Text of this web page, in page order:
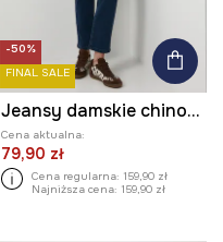
-50%
FINAL SALE
Jeansy damskie chino z paskiem
Cena aktualna:
79,90 zł
Cena regularna: 159,90 zł
Najniższa cena: 159,90 zł